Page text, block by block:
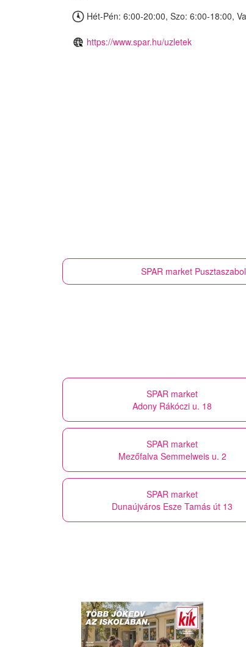
Hét-Pén: 6:00-20:00, Szo: 6:00-18:00,
https://www.spar.hu/uzletek
SPAR market
SPAR market
Adony Rákóczi u. 18
SPAR market
Mezőfalva Semmelweis u. 2
SPAR market
Dunaújváros Esze Tamás út 13